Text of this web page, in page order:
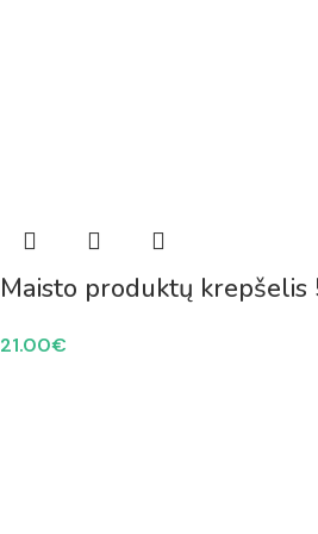
Maisto produktų krepšelis
21.00€